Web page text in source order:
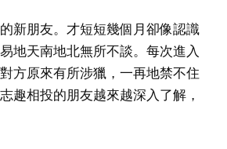
新朋友。才短短幾個月卻像認識
地天南地北無所不談。每次進入
方原來有所涉獵，一再地禁不住
趣相投的朋友越來越深入了解，